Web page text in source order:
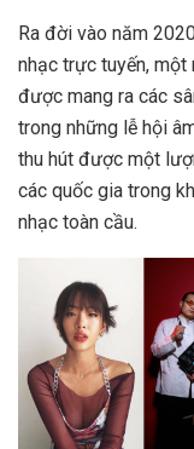
Ra đời vào năm
nhạc trực tuyến,
được mang ra các
trong những lễ hội
thu hút được một
các quốc gia trong
nhạc toàn cầu.